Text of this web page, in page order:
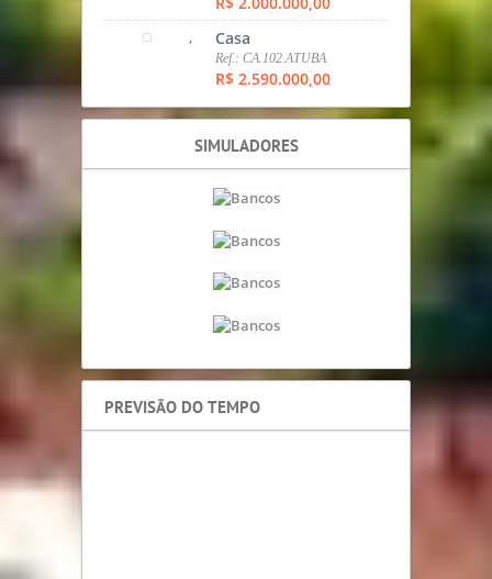
Ref.: SOB.98.CAMPO
COMPRIDO
R$ 1.400.000,00
Apartamento
Ref.: AP.355.SANTA CATARINA
, SOBRADO
Ref.: SOB.308.CCOMP
R$ 1.700.000,00
Casa
R$ 1.878.975,00
Casa
R$ 2.000.000,00
, Casa
Ref.: CA.102.ATUBA